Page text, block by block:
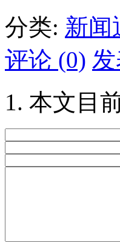
分类: 新闻
评论 (0)
本文目